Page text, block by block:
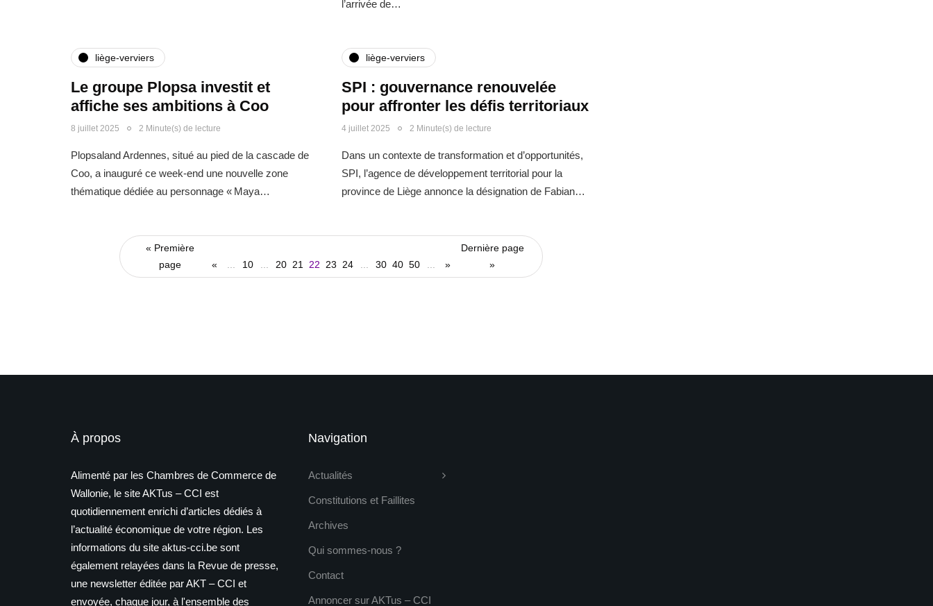
l’arrivée de…
liège-verviers
Le groupe Plopsa investit et
affiche ses ambitions à Coo
8 juillet 2025 2 Minute(s) de lecture
Plopsaland Ardennes, situé au pied de la cascade de
Coo, a inauguré ce week-end une nouvelle zone
thématique dédiée au personnage « Maya…
liège-verviers
SPI : gouvernance renouvelée
pour affronter les défis territoriaux
4 juillet 2025 2 Minute(s) de lecture
Dans un contexte de transformation et d’opportunités,
SPI, l’agence de développement territorial pour la
province de Liège annonce la désignation de Fabian…
« Première
page
« 10 20 21 22 23 24 30 40 50 »
Dernière page
»
À propos
Alimenté par les Chambres de Commerce de
Wallonie, le site AKTus – CCI est
quotidiennement enrichi d’articles dédiés à
l’actualité économique de votre région. Les
informations du site aktus-cci.be sont
également relayées dans la Revue de presse,
une newsletter éditée par AKT – CCI et
envoyée, chaque jour, à l'ensemble des
Navigation
Actualités
Constitutions et Faillites
Archives
Qui sommes-nous ?
Contact
Annoncer sur AKTus – CCI